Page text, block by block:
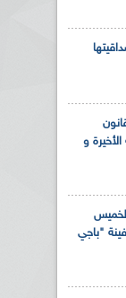
و
"باجي